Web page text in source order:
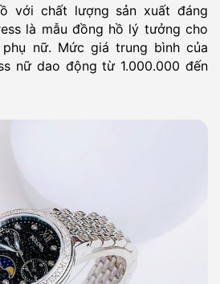
với chất lượng sản xuất đáng
là mẫu đồng hồ lý tưởng cho
nữ. Mức giá trung bình của
nữ dao động từ 1.000.000 đến